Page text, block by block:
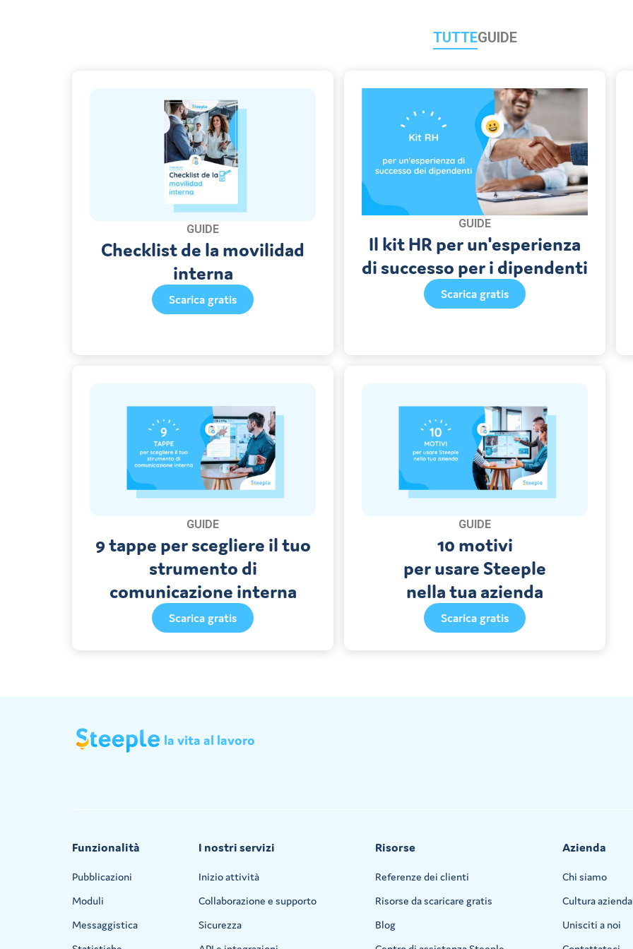
TUTTEGUIDE
GUIDE
Checklist de la movilidad
interna
Scarica gratis
GUIDE
Il kit HR per un'esperienza
di successo per i dipendenti
Scarica gratis
GUIDE
9 tappe per scegliere il tuo
strumento di
comunicazione interna
Scarica gratis
GUIDE
10 motivi
per usare Steeple
nella tua azienda
Scarica gratis
la vita al lavoro
Funzionalità
Pubblicazioni
Moduli
Messaggistica
I nostri servizi
Inizio attività
Collaborazione e supporto
Sicurezza
Risorse
Referenze dei clienti
Risorse da scaricare gratis
Blog
Azienda
Chi siamo
Cultura
Unisciti a noi